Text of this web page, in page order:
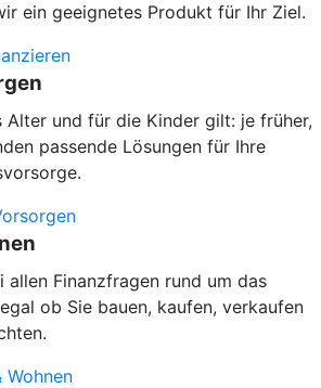
ein geeignetes Produkt für Ihr Ziel.
Alter und für die Kinder gilt: je früher,
passende Lösungen für Ihre
allen Finanzfragen rund um das
ob Sie bauen, kaufen, verkaufen
Wohnen